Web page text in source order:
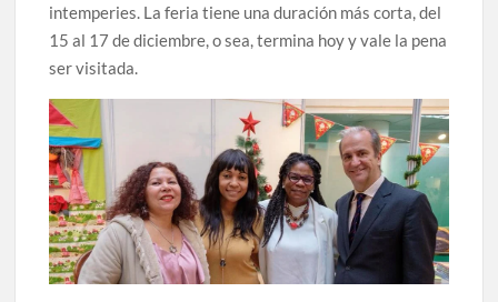
intemperies. La feria tiene una duración más corta, del
15 al 17 de diciembre, o sea, termina hoy y vale la pena
ser visitada.